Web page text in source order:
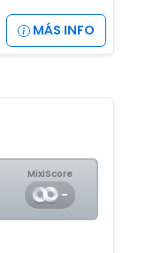
MÁS INFO
MixiScore
-